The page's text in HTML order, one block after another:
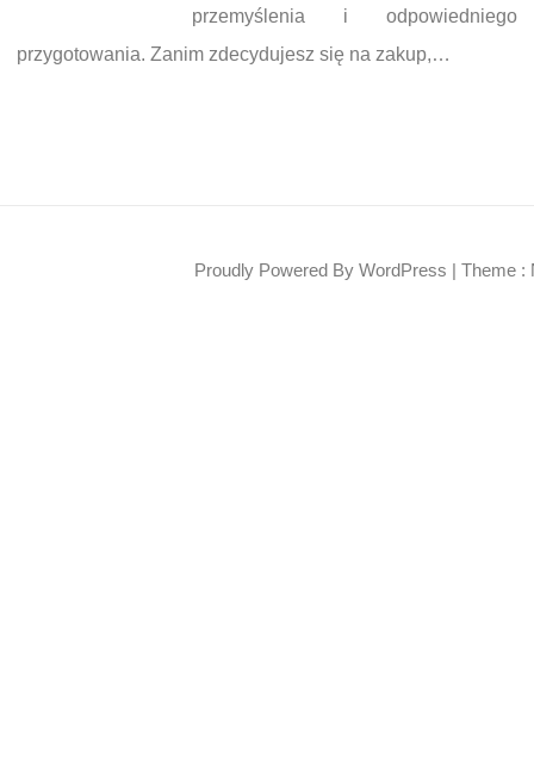
przemyślenia i odpowiedniego
przygotowania. Zanim zdecydujesz się na zakup,…
Proudly Powered By WordPress | Theme :